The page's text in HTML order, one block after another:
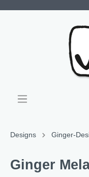
Designs Ginger-
Ginger